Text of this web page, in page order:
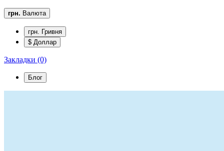
грн. Валюта
грн. Гривня
$ Доллар
Закладки (0)
Блог